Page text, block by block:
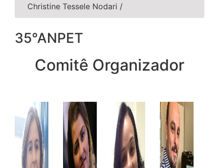
Christine Tessele Nodari /
35°ANPET
Comitê Organizador